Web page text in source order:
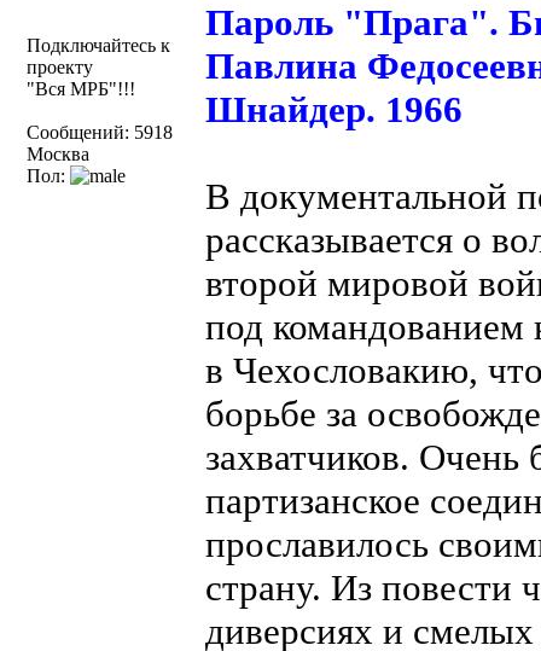
Подключайтесь к
проекту
"Вся МРБ"!!!
Сообщений: 5918
Москва
Пол:
Пароль "Прага".
Павлина
Шнайдер. 1966
В документальной
рассказывается о
второй мировой
под
в Чехословакию,
борьбе за
захватчиков.
партизанское
прославилось
страну. Из повести
диверсиях и